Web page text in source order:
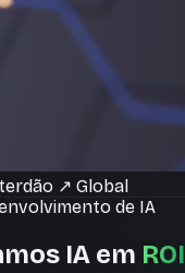
↗ Global
de IA
IA em ROI